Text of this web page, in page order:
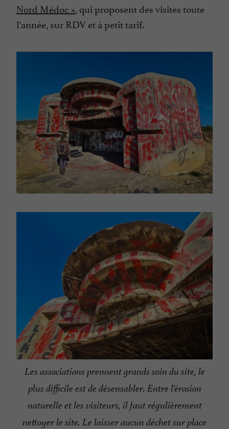
Nord Médoc »,qui proposent des visites toute
l’année, sur RDV et à petit tarif.
Les associations prennent grands soin du site, le
plus difficile est de désensabler. Entre l’érosion
naturelle et les visiteurs, il faut régulièrement
nettoyer le site. Le laisser aucun déchet sur place